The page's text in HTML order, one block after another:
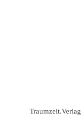
Traumzeit.Verlag